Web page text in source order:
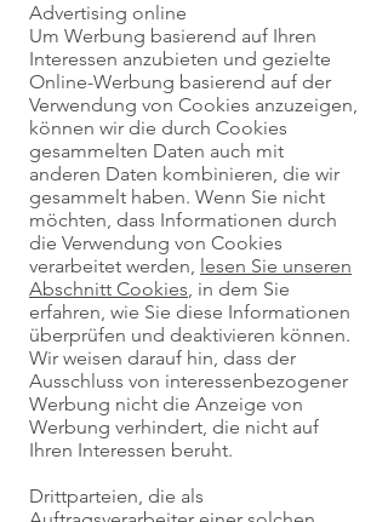
Advertising online
Um Werbung basierend auf Ihren
Interessen anzubieten und gezielte
Online-Werbung basierend auf der
Verwendung von Cookies anzuzeigen,
können wir die durch Cookies
gesammelten Daten auch mit
anderen Daten kombinieren, die wir
gesammelt haben. Wenn Sie nicht
möchten, dass Informationen durch
die Verwendung von Cookies
verarbeitet werden, lesen Sie unseren
Abschnitt Cookies, in dem Sie
erfahren, wie Sie diese Informationen
überprüfen und deaktivieren können.
Wir weisen darauf hin, dass der
Ausschluss von interessenbezogener
Werbung nicht die Anzeige von
Werbung verhindert, die nicht auf
Ihren Interessen beruht.
Drittparteien, die als